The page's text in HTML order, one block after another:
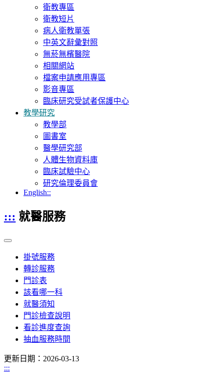
衛教專區
衛教短片
病人衛教單張
中英文辭彙對照
無菸無檳醫院
相關網站
檔案申請應用專區
影音專區
臨床研究受試者保護中心
教學研究
教學部
圖書室
醫學研究部
人體生物資料庫
臨床試驗中心
研究倫理委員會
English::
::: 就醫服務
掛號服務
轉診服務
門診表
該看哪一科
就醫須知
門診檢查說明
看診進度查詢
抽血服務時間
更新日期：2026-03-13
:::